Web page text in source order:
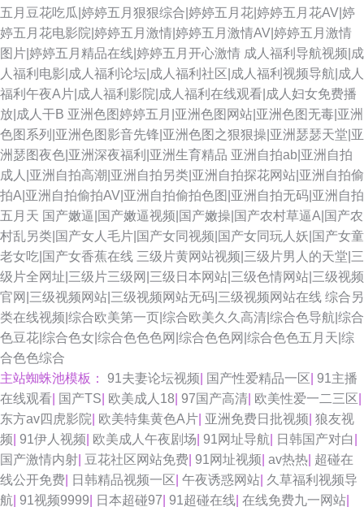
五月豆花吃瓜|婷婷五月狠狠综合|婷婷五月花|婷婷五月花AV|婷
婷五月花电影院|婷婷五月激情|婷婷五月激情AV|婷婷五月激情
图片|婷婷五月精品在线|婷婷五月开心激情 成人福利导航视频|成
人福利电影|成人福利论坛|成人福利社区|成人福利视频导航|成人
福利午夜A片|成人福利影院|成人福利在线观看|成人妇女免费播
放|成人干B 亚洲色图婷婷五月|亚洲色图网站|亚洲色图无毒|亚洲
色图系列|亚洲色图影音先锋|亚洲色图之狠狠操|亚洲瑟瑟天堂|亚
洲瑟图夜色|亚洲深夜福利|亚洲生育精品 亚洲自拍ab|亚洲自拍
成人|亚洲自拍高潮|亚洲自拍另类|亚洲自拍探花网站|亚洲自拍偷
拍A|亚洲自拍偷拍AV|亚洲自拍偷拍色图|亚洲自拍无码|亚洲自拍
五月天 国产嫩逼|国产嫩逼视频|国产嫩操|国产农村草逼A|国产农
村乱另类|国产女人毛片|国产女同视频|国产女同玩人妖|国产女童
老女吃|国产女香蕉在线 三级片黄网站视频|三级片男人的天堂|三
级片全网址|三级片三级网|三级日本网站|三级色情网站|三级视频
官网|三级视频网站|三级视频网站无码|三级视频网站在线 综合另
类在线视频|综合欧美第一页|综合欧美久久高清|综合色导航|综合
色豆花|综合色女|综合色色色网|综合色色网|综合色色五月天|综
合色色综合
主站蜘蛛池模板： 91夫妻论坛视频 国产性爱精品一区 91主播
在线观看 国产TS 欧美成人18 97国产高清 欧美性爱一二三区
东方av四虎影院 欧美特集黄色A片 亚洲免费日批视频 狼友视
频 91伊人视频 欧美成人午夜剧场 91网址导航 日韩国产对白
国产激情内射 豆花社区网站免费 91网址视频 av热热 超碰在
线公开免费
日韩精品视频一区 午夜诱惑网站 久草福利视频导
航 91视频9999 日本超碰97 91超碰在线 在线免费九一网站